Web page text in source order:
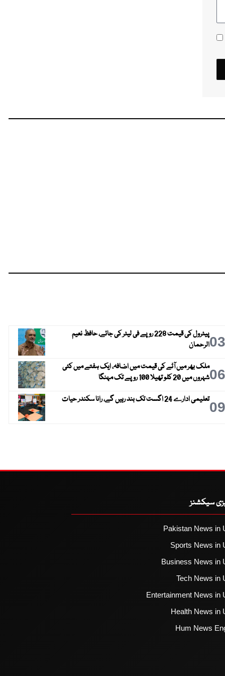
03
پیٹرول کی قیمت 228 روپے فی لیٹر کی جائے، حافظ نعیم
الرحمان
06ملک بھر میں آٹے کی قیمت میں اضافہ، ایک ہفتے میں کئی
شہروں میں 20 کلو تھیلا 100 روپے تک مہنگا
09تعلیمی ادارے 24 اگست تک بند رہیں گے، رانا سکندر حیات
سیکشنز
Pakistan News in
Sports News in
Business News in
Tech News in
Entertainment News in
Health News in
Hum News